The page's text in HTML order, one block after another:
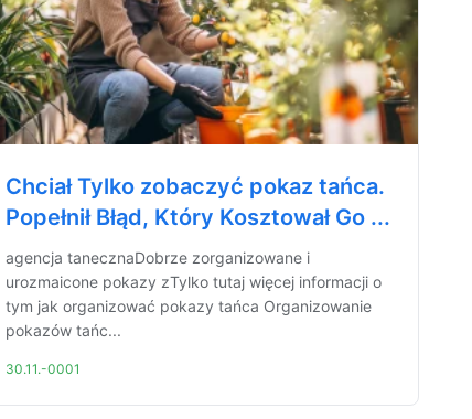
Chciał Tylko zobaczyć pokaz tańca.
Popełnił Błąd, Który Kosztował Go ...
agencja tanecznaDobrze zorganizowane i
urozmaicone pokazy zTylko tutaj więcej informacji o
tym jak organizować pokazy tańca Organizowanie
pokazów tańc...
30.11.-0001